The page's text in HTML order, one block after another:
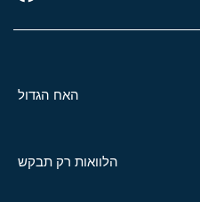
האח הגדול
הלוואות רק תבקש